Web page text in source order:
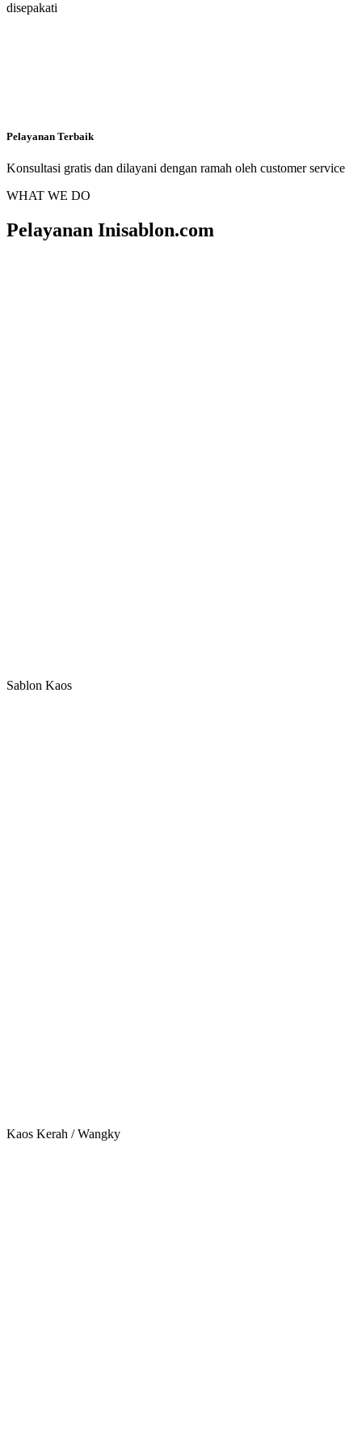
disepakati
Pelayanan Terbaik
Konsultasi gratis dan dilayani dengan ramah oleh customer service
WHAT WE DO
Pelayanan Inisablon.com
Sablon Kaos
Kaos Kerah / Wangky